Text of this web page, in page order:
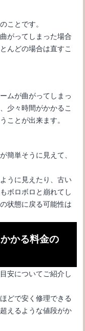
見つけたい､､､
視メガネの特徴
いて解説します
ことです。
がってしまった場合
んどの場合は直すこ
ムが曲がってしまっ
少々時間がかかるこ
ことが出来ます。
簡単そうに見えて、
うに見えたり、古い
ボロボロと崩れてし
状態に戻る可能性は
かる料金の
安についてご紹介し
どで安く修理できる
えるような値段がか